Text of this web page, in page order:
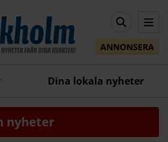
ANNONSERA
Dina lokala nyheter
nyheter